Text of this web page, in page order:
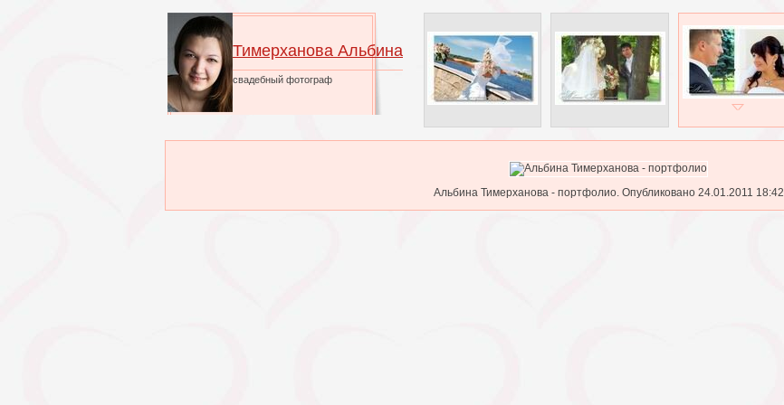
Тимерханова Альбина
свадебный фотограф
Альбина Тимерханова - портфолио. Опубликовано 24.01.2011 18:42